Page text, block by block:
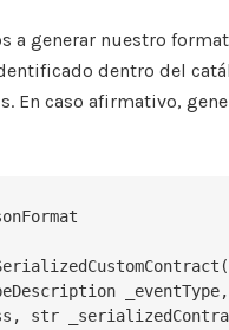
a generar nuestro
dentro del
En caso afirmativo,
_eventType,
str